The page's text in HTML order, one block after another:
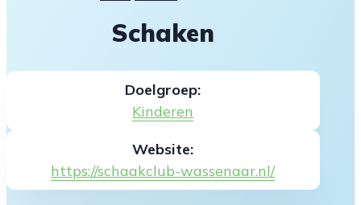
Schaken
Doelgroep:
Kinderen
Website:
https://schaakclub-wassenaar.nl/